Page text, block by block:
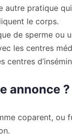
autre pratique
le corps.
de sperme ou
les centres
centres
annonce ?
coparent, ou